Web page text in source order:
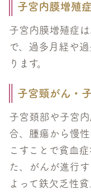
子宮内膜増殖症
子宮内膜増殖症
で、過多月経や
ります。
子宮頸がん・
子宮頚部や子宮
合、腫瘍から慢
こすことで貧血
た、がんが進行
よって鉄欠乏性